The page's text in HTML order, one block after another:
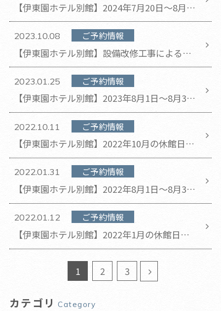
【伊東園ホテル別館】2024年7月20日～8月
31日のチェックアウト時間が11時から10時に
変更となります。
2023.10.08 ご予約情報
【伊東園ホテル別館】設備改修工事による休
館のお知らせ
2023.01.25 ご予約情報
【伊東園ホテル別館】2023年8月1日～8月31
日のチェックアウト時間が11時から10時に変
更となります。
2022.10.11 ご予約情報
【伊東園ホテル別館】2022年10月の休館日の
お知らせ(2022年10月11日 更新)
2022.01.31 ご予約情報
【伊東園ホテル別館】2022年8月1日～8月31
日のチェックアウト時間が11時から10時に変
更となります。
2022.01.12 ご予約情報
【伊東園ホテル別館】2022年1月の休館日の
お知らせ(2022年1月12日 更新)
1
2 3
カテゴリ Category